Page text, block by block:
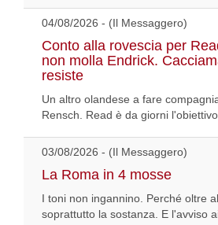
04/08/2026 - (Il Messaggero)
Conto alla rovescia per
non molla Endrick.
resiste
Un altro olandese a fare
Rensch. Read è da giorni
03/08/2026 - (Il Messaggero)
La Roma in 4 mosse
I toni non ingannino. Perché oltre
soprattutto la sostanza. E l'avviso